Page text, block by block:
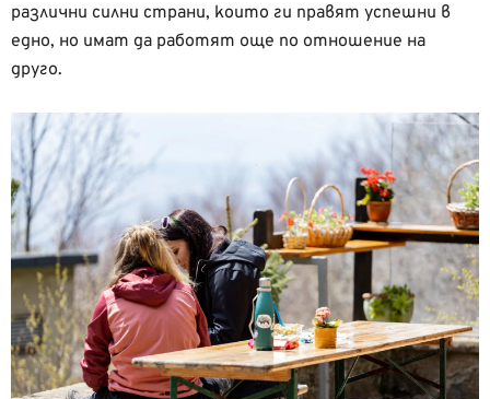
различни силни страни, които ги правят успешни в
едно, но имат да работят още по отношение на
друго.